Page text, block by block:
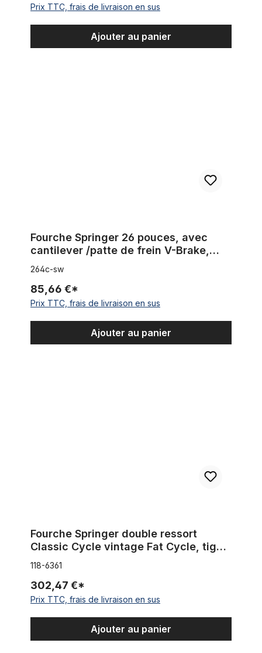
Prix TTC, frais de livraison en sus
Ajouter au panier
Fourche Springer 26 pouces, avec
cantilever /patte de frein V-Brake,
noir
264c-sw
85,66 €*
Prix TTC, frais de livraison en sus
Ajouter au panier
Fourche Springer double ressort
Classic Cycle vintage Fat Cycle, tige 1
1/8 pouce
118-6361
302,47 €*
Prix TTC, frais de livraison en sus
Ajouter au panier